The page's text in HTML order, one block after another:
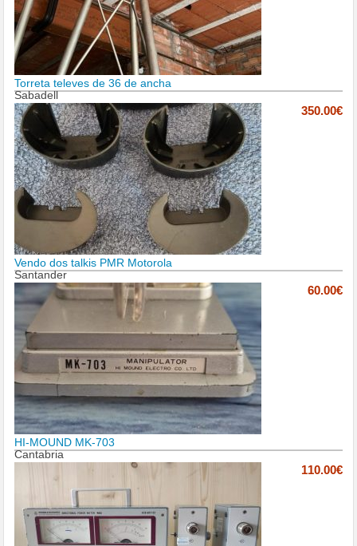
Torreta televes de 36 de ancha
Sabadell
350.00€
Vendo dos talkis PMR Motorola
Santander
60.00€
HI-MOUND MK-703
Cantabria
110.00€